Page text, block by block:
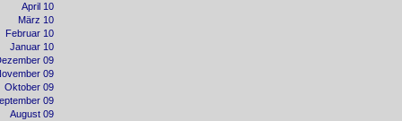
April 10
März 10
Februar 10
Januar 10
09
09
Oktober 09
09
August 09